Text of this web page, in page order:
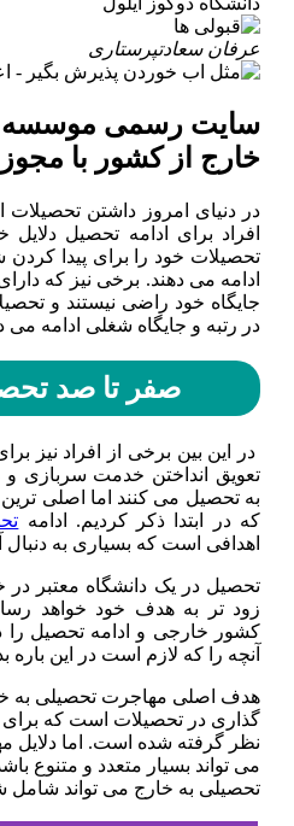
عرفان سعادتپرستاری
سایت رسمی موسسه
خارج از کشور با
در دنیای امروز داشتن
افراد برای ادامه تحصیل
تحصیلات خود را برای پیدا
ادامه می دهند. برخی نیز که
جایگاه خود راضی نیستند و
در رتبه و جایگاه شغلی ادامه می
صفر تا صد
در این بین برخی از افراد نیز
تعویق انداختن خدمت سربازی و
به تحصیل می کنند اما اصلی
که در ابتدا ذکر کردیم. ادامه
اهدافی است که بسیاری به دنبال
تحصیل در یک دانشگاه معتبر
زود تر به هدف خود خواهد
کشور خارجی و ادامه تحصیل را
آنچه را که لازم است در این باره
هدف اصلی مهاجرت تحصیلی به
گذاری در تحصیلات است که برای
نظر گرفته شده است. اما دلایل
می تواند بسیار متعدد و متنوع
تحصیلی به خارج می تواند شامل